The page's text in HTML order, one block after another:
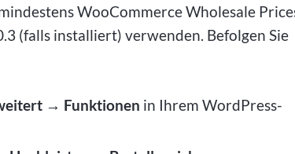
WooCommerce Wholesale
(falls installiert) verwenden. Befolgen Sie
→ Funktionen in Ihrem WordPress-